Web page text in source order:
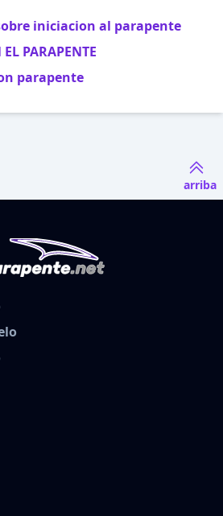
iniciacion al parapente
PARAPENTE
parapente
arriba